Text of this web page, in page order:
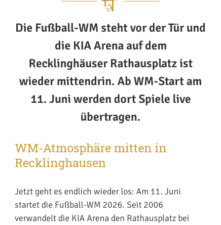
Die Fußball-WM steht vor der Tür und
die KIA Arena auf dem
Recklinghäuser Rathausplatz ist
wieder mittendrin. Ab WM-Start am
11. Juni werden dort Spiele live
übertragen.
WM-Atmosphäre mitten in
Recklinghausen
Jetzt geht es endlich wieder los: Am 11. Juni
startet die Fußball-WM 2026. Seit 2006
verwandelt die KIA Arena den Rathausplatz bei